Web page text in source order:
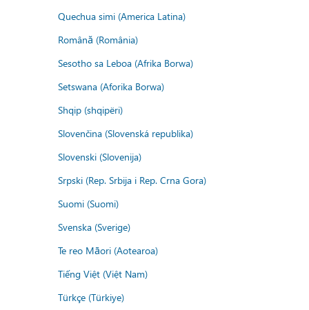
Quechua simi (America Latina)
Română (România)
Sesotho sa Leboa (Afrika Borwa)
Setswana (Aforika Borwa)
Shqip (shqipëri)
Slovenčina (Slovenská republika)
Slovenski (Slovenija)
Srpski (Rep. Srbija i Rep. Crna Gora)
Suomi (Suomi)
Svenska (Sverige)
Te reo Māori (Aotearoa)
Tiếng Việt (Việt Nam)
Türkçe (Türkiye)